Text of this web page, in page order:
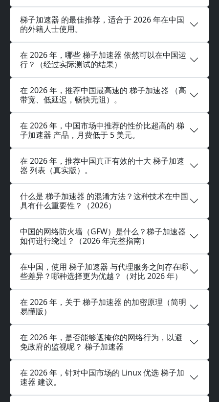
梯子加速器 的最佳推荐，适合于 2026 年在中国
的外籍人士使用。
在 2026 年，哪些 梯子加速器 依然可以在中国运
行？（经过实际测试的结果）
在 2026 年，推荐中国最高速的 梯子加速器 （高
带宽、低延迟，畅快无阻）。
在 2026 年，中国市场中推荐的性价比超高的 梯
子加速器 产品，月费低于 5 美元。
在 2026 年，推荐中国真正有效的十大 梯子加速
器 列表（真实版）。
什么是 梯子加速器 的混淆方法？这种技术在中国
具有什么重要性？（2026）
中国的网络防火墙（GFW）是什么？梯子加速器
如何进行绕过？（2026 年完整指南）
在中国，使用 梯子加速器 与代理服务之间存在哪
些差异？哪种选择更为优越？（对比 2026 年）
在 2026 年，关于 梯子加速器 的加密原理（简明
易懂版）
在 2026 年，是否能够遮掩你的网络行为，以避
免政府的监视呢？ 梯子加速器
在 2026 年，针对中国市场的 Linux 优选 梯子加
速器 建议。